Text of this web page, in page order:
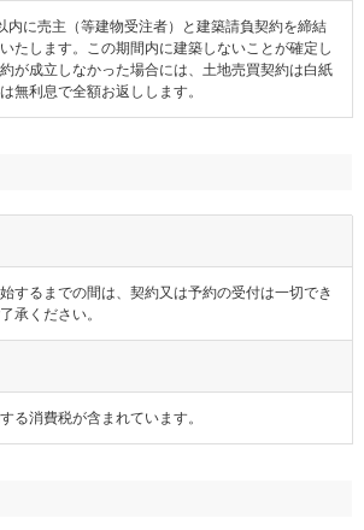
内に売主（等建物受注者）と建築請負契約を締結
たします。この期間内に建築しないことが確定し
が成立しなかった場合には、土地売買契約は白紙
無利息で全額お返しします。
するまでの間は、契約又は予約の受付は一切でき
承ください。
る消費税が含まれています。